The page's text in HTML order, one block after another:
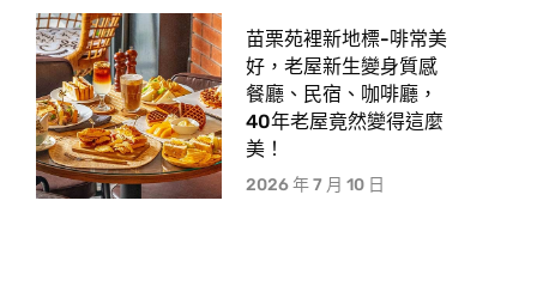
苗栗苑裡新地標-啡常美
好，老屋新生變身質感
餐廳、民宿、咖啡廳，
40年老屋竟然變得這麼
美！
2026 年 7 月 10 日